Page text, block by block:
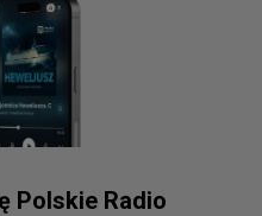
Polskie Radio